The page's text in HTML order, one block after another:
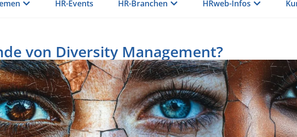
HR-Events HR-Branchen HRweb-Infos
von Diversity Management?